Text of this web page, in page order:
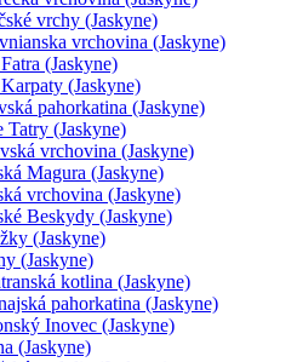
vrchy (Jaskyne)
vrchovina (Jaskyne)
(Jaskyne)
(Jaskyne)
pahorkatina (Jaskyne)
Tatry (Jaskyne)
vrchovina (Jaskyne)
Magura (Jaskyne)
vrchovina (Jaskyne)
Beskydy (Jaskyne)
(Jaskyne)
(Jaskyne)
kotlina (Jaskyne)
pahorkatina (Jaskyne)
Inovec (Jaskyne)
(Jaskyne)